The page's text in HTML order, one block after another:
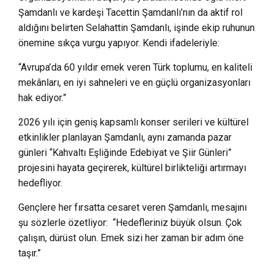
Şamdanlı ve kardeşi Tacettin Şamdanlı’nın da aktif rol
aldığını belirten Selahattin Şamdanlı, işinde ekip ruhunun
önemine sıkça vurgu yapıyor. Kendi ifadeleriyle:
“Avrupa’da 60 yıldır emek veren Türk toplumu, en kaliteli
mekânları, en iyi sahneleri ve en güçlü organizasyonları
hak ediyor.”
2026 yılı için geniş kapsamlı konser serileri ve kültürel
etkinlikler planlayan Şamdanlı, aynı zamanda pazar
günleri “Kahvaltı Eşliğinde Edebiyat ve Şiir Günleri”
projesini hayata geçirerek, kültürel birlikteliği artırmayı
hedefliyor.
Gençlere her fırsatta cesaret veren Şamdanlı, mesajını
şu sözlerle özetliyor: “Hedefleriniz büyük olsun. Çok
çalışın, dürüst olun. Emek sizi her zaman bir adım öne
taşır.”